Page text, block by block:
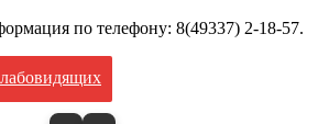
по телефону: 8(49337) 2-18-57.